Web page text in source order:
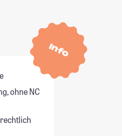
Info
ohne NC